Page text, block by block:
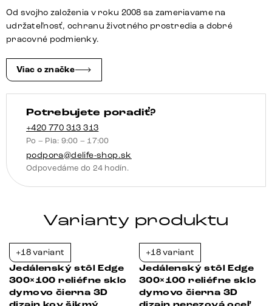
sklo
dymovo
čierna
dizajn
podstava
v
tvare
V
plochá
oceľ
čierna
Od svojho založenia v roku 2008 sa zameriavame na
udržateľnosť, ochranu životného prostredia a dobré
pracovné podmienky.
Viac o značke
Potrebujete poradiť?
+420 770 313 313
Po – Pia: 9:00 – 17:00
podpora@delife-shop.sk
Odpovedáme do 24 hodín.
Varianty produktu
+18 variant
Jedálenský stôl Edge
300×100 reliéfne sklo
dymovo čierna 3D
+18 variant
Jedálenský stôl Edge
300×100 reliéfne sklo
dymovo čierna 3D